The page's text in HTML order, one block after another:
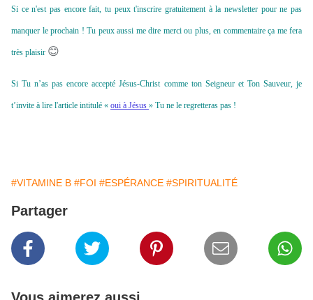
Si ce n'est pas encore fait, tu peux t'inscrire gratuitement à la newsletter pour ne pas
manquer le prochain ! Tu peux aussi me dire merci ou plus, en commentaire ça me fera
très plaisir 😊
Si Tu n’as pas encore accepté Jésus-Christ comme ton Seigneur et Ton Sauveur, je
t’invite à lire l'article intitulé « oui à Jésus » Tu ne le regretteras pas !
#VITAMINE B #FOI #ESPÉRANCE #SPIRITUALITÉ
Partager